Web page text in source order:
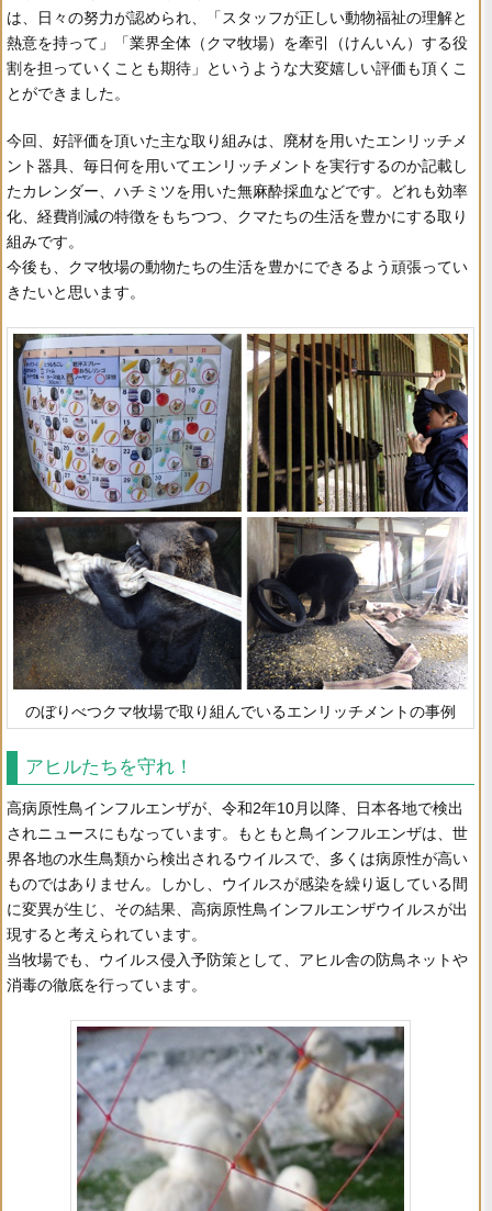
は、日々の努力が認められ、「スタッフが正しい動物福祉の理解と
熱意を持って」「業界全体（クマ牧場）を牽引（けんいん）する役
割を担っていくことも期待」というような大変嬉しい評価も頂くこ
とができました。
今回、好評価を頂いた主な取り組みは、廃材を用いたエンリッチメ
ント器具、毎日何を用いてエンリッチメントを実行するのか記載し
たカレンダー、ハチミツを用いた無麻酔採血などです。どれも効率
化、経費削減の特徴をもちつつ、クマたちの生活を豊かにする取り
組みです。
今後も、クマ牧場の動物たちの生活を豊かにできるよう頑張ってい
きたいと思います。
のぼりべつクマ牧場で取り組んでいるエンリッチメントの事例
アヒルたちを守れ！
高病原性鳥インフルエンザが、令和2年10月以降、日本各地で検出
されニュースにもなっています。もともと鳥インフルエンザは、世
界各地の水生鳥類から検出されるウイルスで、多くは病原性が高い
ものではありません。しかし、ウイルスが感染を繰り返している間
に変異が生じ、その結果、高病原性鳥インフルエンザウイルスが出
現すると考えられています。
当牧場でも、ウイルス侵入予防策として、アヒル舎の防鳥ネットや
消毒の徹底を行っています。